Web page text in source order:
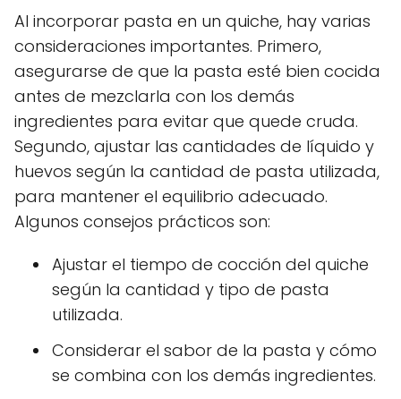
Al incorporar pasta en un quiche, hay varias
consideraciones importantes. Primero,
asegurarse de que la pasta esté bien cocida
antes de mezclarla con los demás
ingredientes para evitar que quede cruda.
Segundo, ajustar las cantidades de líquido y
huevos según la cantidad de pasta utilizada,
para mantener el equilibrio adecuado.
Algunos consejos prácticos son:
Ajustar el tiempo de cocción del quiche
según la cantidad y tipo de pasta
utilizada.
Considerar el sabor de la pasta y cómo
se combina con los demás ingredientes.